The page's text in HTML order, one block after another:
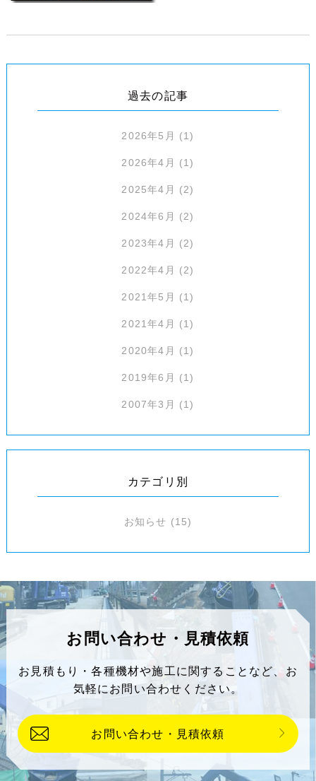
過去の記事
2026年5月 (1)
2026年4月 (1)
2025年4月 (2)
2024年6月 (2)
2023年4月 (2)
2022年4月 (2)
2021年5月 (1)
2021年4月 (1)
2020年4月 (1)
2019年6月 (1)
2007年3月 (1)
カテゴリ別
お知らせ (15)
お問い合わせ・見積依頼
お見積もり・各種機材や施工に関することなど、 お
気軽にお問い合わせください。
お問い合わせ・見積依頼